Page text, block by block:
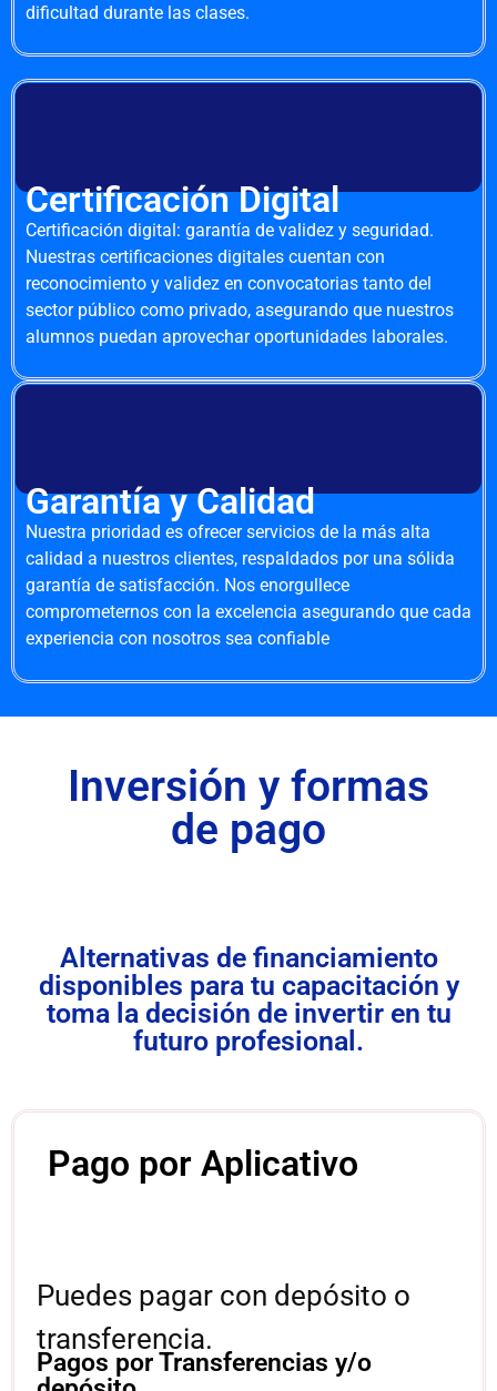
dificultad durante las clases.
Certificación Digital
Certificación digital: garantía de validez y seguridad.
Nuestras certificaciones digitales cuentan con
reconocimiento y validez en convocatorias tanto del
sector público como privado, asegurando que nuestros
alumnos puedan aprovechar oportunidades laborales.
Garantía y Calidad
Nuestra prioridad es ofrecer servicios de la más alta
calidad a nuestros clientes, respaldados por una sólida
garantía de satisfacción. Nos enorgullece
comprometernos con la excelencia asegurando que cada
experiencia con nosotros sea confiable
Inversión y formas
de pago
Alternativas de financiamiento
disponibles para tu capacitación y
toma la decisión de invertir en tu
futuro profesional.
Pago por Aplicativo
Puedes pagar con depósito o
transferencia.
Pagos por Transferencias y/o